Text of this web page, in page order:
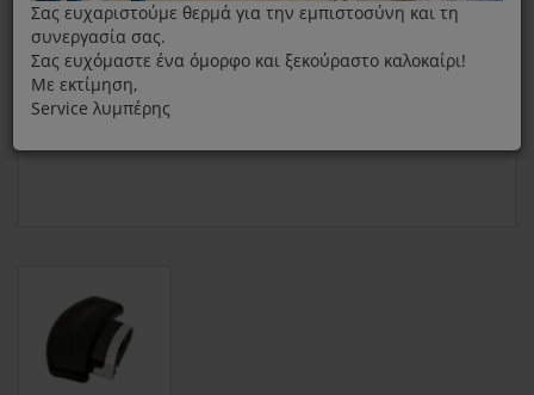
Σας ευχαριστούμε θερμά για την εμπιστοσύνη και τη
συνεργασία σας.
Σας ευχόμαστε ένα όμορφο και ξεκούραστο καλοκαίρι!
Με εκτίμηση,
Service λυμπέρης